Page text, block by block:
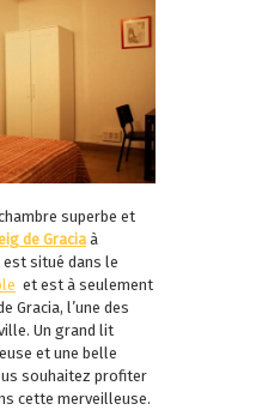
superbe et
de Graciaà
est situé dans le
et est à seulement
Gracia, l’une des
Un grand lit
et une belle
souhaitez profiter
cette merveilleuse.